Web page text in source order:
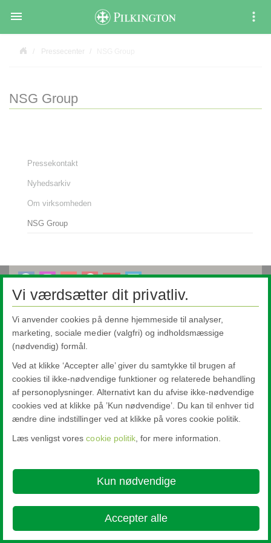

Pressecenter
NSG Group
Pressekontakt
Nyhedsarkiv
Om virksomheden
NSG Group
Nippon Sheet Glass Co., Ltd.
Head Office - 3-5-27 Mita Minato-ku Tokyo
About this site
Cookie Policy Ethics and Compliance Hotline
Legal
Privacy Policy

© Copyright 2026
Vi værdsætter dit privatliv.
Vi anvender cookies på denne hjemmeside til analyser,
marketing, sociale medier (valgfri) og indholdsmæssige
(nødvendig) formål.
Ved at klikke ‘Accepter alle’ giver du samtykke til brugen af
cookies til ikke-nødvendige funktioner og relaterede behandling
af personoplysninger. Alternativt kan du afvise ikke-nødvendige
cookies ved at klikke på ’Kun nødvendige’. Du kan til enhver tid
ændre dine indstillinger ved at klikke på vores cookie politik.
Læs venligst vorescookie politik, for mere information.
Kun nødvendige
Accepter alle